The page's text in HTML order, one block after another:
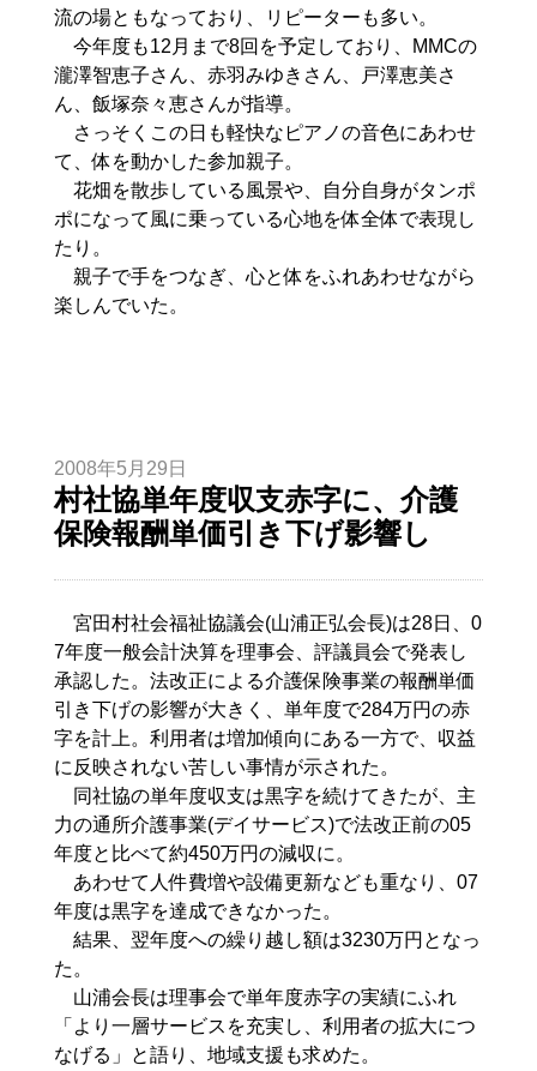
流の場ともなっており、リピーターも多い。
今年度も12月まで8回を予定しており、MMCの
瀧澤智恵子さん、赤羽みゆきさん、戸澤恵美さ
ん、飯塚奈々恵さんが指導。
さっそくこの日も軽快なピアノの音色にあわせ
て、体を動かした参加親子。
花畑を散歩している風景や、自分自身がタンポ
ポになって風に乗っている心地を体全体で表現し
たり。
親子で手をつなぎ、心と体をふれあわせながら
楽しんでいた。
2008年5月29日
村社協単年度収支赤字に、介護
保険報酬単価引き下げ影響し
宮田村社会福祉協議会(山浦正弘会長)は28日、0
7年度一般会計決算を理事会、評議員会で発表し
承認した。法改正による介護保険事業の報酬単価
引き下げの影響が大きく、単年度で284万円の赤
字を計上。利用者は増加傾向にある一方で、収益
に反映されない苦しい事情が示された。
同社協の単年度収支は黒字を続けてきたが、主
力の通所介護事業(デイサービス)で法改正前の05
年度と比べて約450万円の減収に。
あわせて人件費増や設備更新なども重なり、07
年度は黒字を達成できなかった。
結果、翌年度への繰り越し額は3230万円となっ
た。
山浦会長は理事会で単年度赤字の実績にふれ
「より一層サービスを充実し、利用者の拡大につ
なげる」と語り、地域支援も求めた。